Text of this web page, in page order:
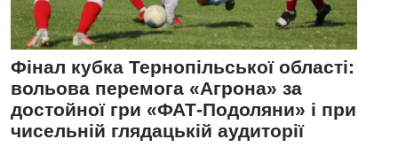
Фінал кубка Тернопільської області:
вольова перемога «Агрона» за
достойної гри «ФАТ-Подоляни» і при
чисельній глядацькій аудиторії